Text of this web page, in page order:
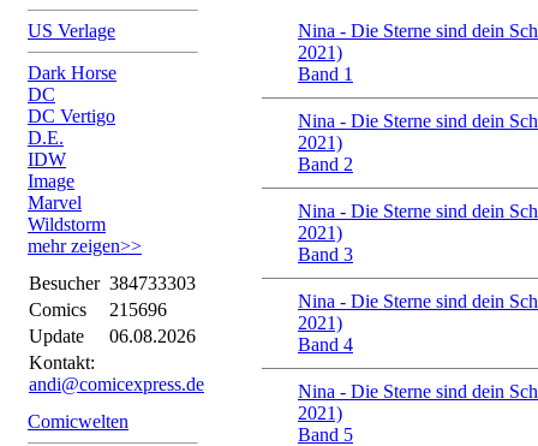
US Verlage
Dark Horse
DC
DC Vertigo
D.E.
IDW
Image
Marvel
Wildstorm
mehr zeigen>>
Besucher 384733303
Comics
215696
Update
06.08.2026
Kontakt:
andi@comicexpress.de
Comicwelten
Nina - Die Sterne sind dein
2021)
Band 1
Nina - Die Sterne sind dein
2021)
Band 2
Nina - Die Sterne sind dein
2021)
Band 3
Nina - Die Sterne sind dein
2021)
Band 4
Nina - Die Sterne sind dein
2021)
Band 5